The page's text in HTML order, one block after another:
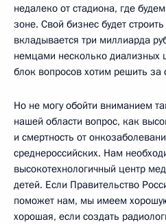
недалеко от стадиона, где
зоне. Свой бизнес будет
вкладывается три миллиарда
немцами несколько
блок вопросов хотим решить за
Но не могу обойти вниманием
нашей области вопрос, как
и смертность от
среднероссийских. Нам
высокотехнологичный центр
детей. Если Правительство
поможет нам, мы имеем
хорошая, если создать